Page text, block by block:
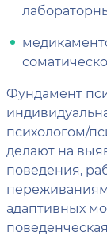
Фундамент
психологом/
делают на
поведения,
адаптивных